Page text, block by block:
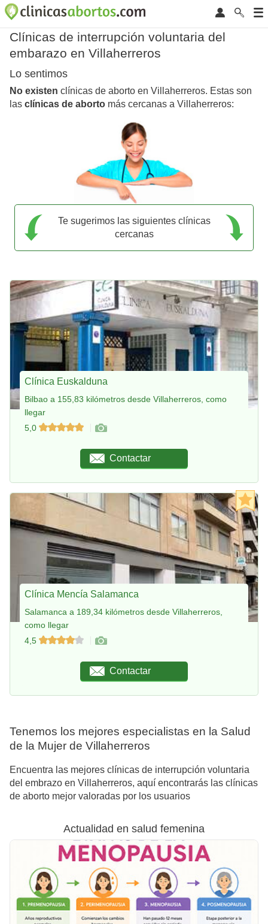
Clínicas de interrupción voluntaria del
embarazo en Villaherreros
Lo sentimos
No existen clínicas de aborto en Villaherreros. Estas son
las clínicas de aborto más cercanas a Villaherreros:
Te sugerimos las siguientes clínicas
cercanas
Clínica Euskalduna
Bilbao a 155,83 kilómetros desde Villaherreros, como
llegar
5,0
Contactar
Clínica Mencía Salamanca
Salamanca a 189,34 kilómetros desde Villaherreros,
como llegar
4,5
Contactar
Tenemos los mejores especialistas en la Salud
de la Mujer de Villaherreros
Encuentra las mejores clínicas de interrupción voluntaria
del embrazo en Villaherreros, aquí encontrarás las clínicas
de aborto mejor valoradas por los usuarios
Actualidad en salud femenina